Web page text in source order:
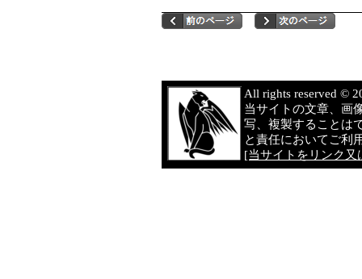
All rights reserved ©
当サイトの文章、画
写、複製することは
と責任においてご利
[当サイトをリンク又